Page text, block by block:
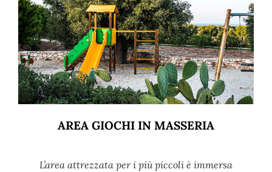
AREA GIOCHI IN MASSERIA
L’area attrezzata per i più piccoli è immersa